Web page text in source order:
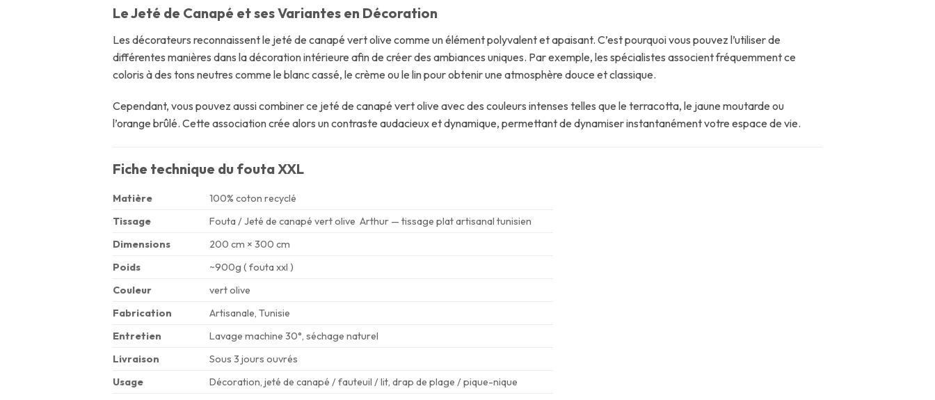
Le Jeté de Canapé et ses Variantes en Décoration
Les décorateurs reconnaissent le jeté de canapé vert olive comme un élément polyvalent et apaisant. C’est pourquoi vous pouvez l’utiliser de
différentes manières dans la décoration intérieure afin de créer des ambiances uniques. Par exemple, les spécialistes associent fréquemment ce
coloris à des tons neutres comme le blanc cassé, le crème ou le lin pour obtenir une atmosphère douce et classique.
Cependant, vous pouvez aussi combiner ce jeté de canapé vert olive avec des couleurs intenses telles que le terracotta, le jaune moutarde ou
l’orange brûlé. Cette association crée alors un contraste audacieux et dynamique, permettant de dynamiser instantanément votre espace de vie.
Fiche technique du fouta XXL
Matière
100% coton recyclé
Tissage
Fouta / Jeté de canapé vert olive Arthur — tissage plat artisanal tunisien
Dimensions
200 cm × 300 cm
Poids
~900g ( fouta xxl )
Couleur
vert olive
Fabrication
Artisanale, Tunisie
Entretien
Lavage machine 30°, séchage naturel
Livraison
Sous 3 jours ouvrés
Usage
Décoration, jeté de canapé / fauteuil / lit, drap de plage / pique-nique